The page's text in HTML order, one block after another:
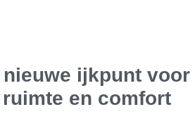
ijkpunt voor
en comfort